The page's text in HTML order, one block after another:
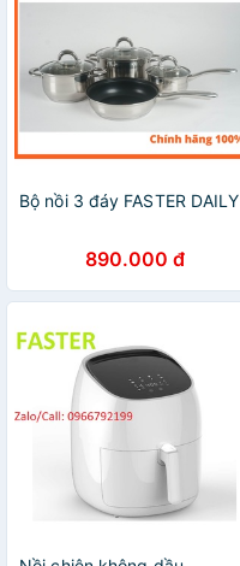
Bộ nồi 3 đáy FASTER DAILY
890.000 đ